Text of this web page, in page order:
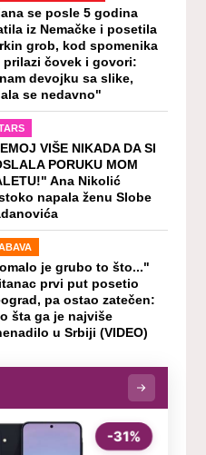
se posle 5 godina
iz Nemačke i posetila
grob, kod spomenika
prilazi čovek i govori:
devojku sa slike,
se nedavno"
VIŠE NIKADA DA SI
PORUKU MOM
Ana Nikolić
napala ženu Slobe
je grubo to što..."
prvi put posetio
pa ostao zatečen:
šta ga je najviše
u Srbiji (VIDEO)